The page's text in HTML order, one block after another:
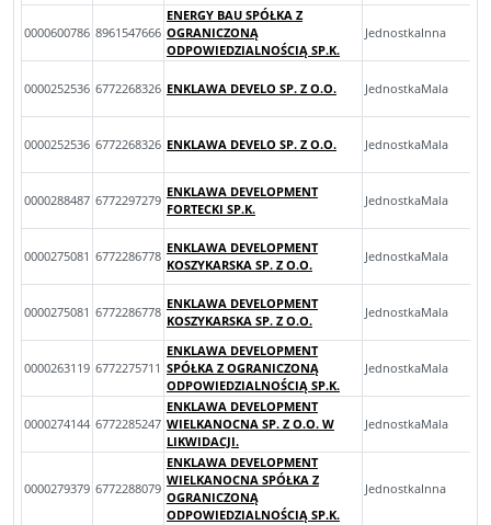
0000600786 8961547666
ENERGY BAU SPÓŁKA Z
OGRANICZONĄ
ODPOWIEDZIALNOŚCIĄ SP.K.
JednostkaInna
0000252536 6772268326 ENKLAWA DEVELO SP. Z O.O. JednostkaMala
0000252536 6772268326 ENKLAWA DEVELO SP. Z O.O. JednostkaMala
0000288487 6772297279
ENKLAWA DEVELOPMENT
FORTECKI SP.K.
JednostkaMala
0000275081 6772286778
ENKLAWA DEVELOPMENT
KOSZYKARSKA SP. Z O.O.
JednostkaMala
0000275081 6772286778
ENKLAWA DEVELOPMENT
KOSZYKARSKA SP. Z O.O.
JednostkaMala
0000263119 6772275711
ENKLAWA DEVELOPMENT
SPÓŁKA Z OGRANICZONĄ
ODPOWIEDZIALNOŚCIĄ SP.K.
JednostkaMala
0000274144 6772285247
ENKLAWA DEVELOPMENT
WIELKANOCNA SP. Z O.O. W
LIKWIDACJI.
JednostkaMala
0000279379 6772288079
ENKLAWA DEVELOPMENT
WIELKANOCNA SPÓŁKA Z
OGRANICZONĄ
ODPOWIEDZIALNOŚCIĄ SP.K.
JednostkaInna